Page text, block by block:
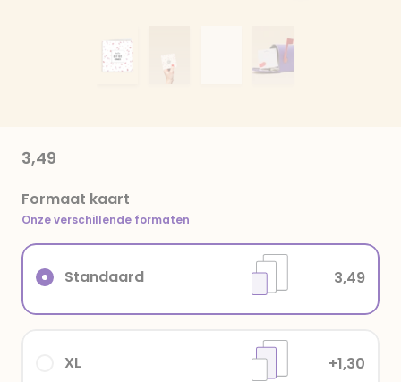
3,49
Formaat kaart
Onze verschillende formaten
XL +1,30
Standaard 3,49